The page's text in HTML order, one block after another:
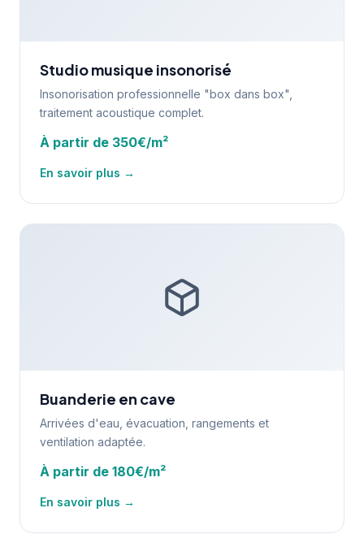
Studio musique insonorisé
Insonorisation professionnelle "box dans box",
traitement acoustique complet.
À partir de 350€/m²
En savoir plus →
Buanderie en cave
Arrivées d'eau, évacuation, rangements et
ventilation adaptée.
À partir de 180€/m²
En savoir plus →